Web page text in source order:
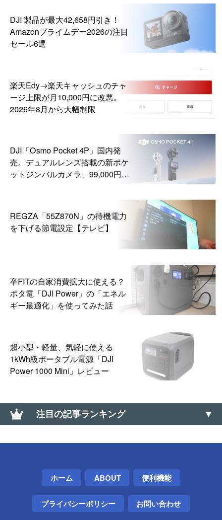
DJI 製品が最大42,658円引き！
Amazonプライムデー2026の注目
セール6選
楽天Edy→楽天キャッシュのチャ
ージ上限が月10,000円に改悪。
2026年8月から大幅制限
DJI「Osmo Pocket 4P」国内発
売。デュアルレンズ搭載の新ポケ
ットジンバルカメラ、99,000円か
REGZA「55Z870N」の待機電力
を下げる節電設定【テレビ】
卒FITの自家消費拡大に使える？
ポタ電「DJI Power」の「エネル
ギー最適化」を使ってみた話
超小型・軽量、気軽に使える
1kWh級ポータブル電源「DJI
Power 1000 Mini」レビュー
注目の記事ランキング
【2段階認証】「Google認証システム」アプリは複数
端末で同時利用できる
Adobe Acrobat Readerのオフラインインストーラー
ホーム ABOUT 便利機能
プライバシーポリシー お問い合わせ